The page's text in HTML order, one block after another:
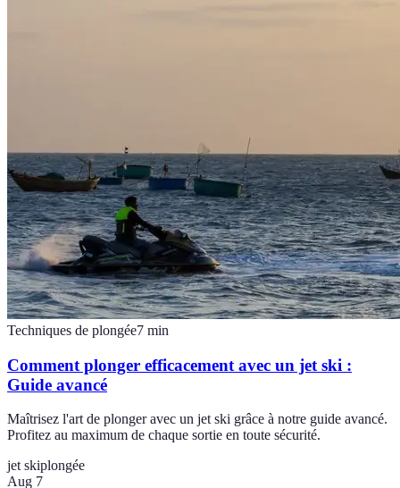
Techniques de plongée7 min
Comment plonger efficacement avec un jet ski :
Guide avancé
Maîtrisez l'art de plonger avec un jet ski grâce à notre guide avancé.
Profitez au maximum de chaque sortie en toute sécurité.
jet skiplongée
Aug 7